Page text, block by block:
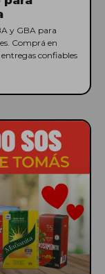
y GBA para
Comprá en
confiables